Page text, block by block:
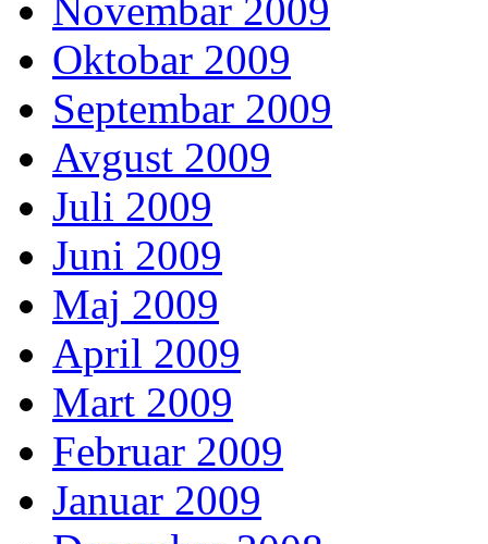
Novembar 2009
Oktobar 2009
Septembar 2009
Avgust 2009
Juli 2009
Juni 2009
Maj 2009
April 2009
Mart 2009
Februar 2009
Januar 2009